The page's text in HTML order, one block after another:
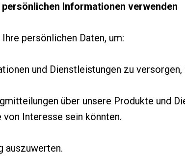
persönlichen Informationen verwenden
persönlichen Daten, um:
und Dienstleistungen zu versorgen,
über unsere Produkte und
von Interesse sein könnten.
auszuwerten.